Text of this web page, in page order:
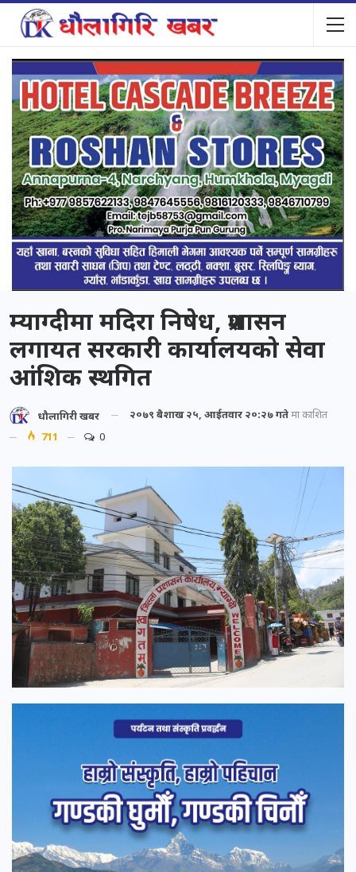
म्याग्दीमा मदिरा निषेध, प्रशासन
लगायत सरकारी कार्यालयको सेवा
आंशिक स्थगित
धौलागिरी खबर २०७९ बैशाख २५, आईतवार २०:२७ गतेमा प्रकाशित
711
0